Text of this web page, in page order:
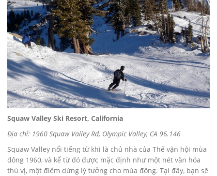
Squaw Valley Ski Resort, California
Địa chỉ: 1960 Squaw Valley Rd, Olympic Valley, CA 96.146
Squaw Valley nổi tiếng từ khi là chủ nhà của Thế vận hội mùa
đông 1960, và kể từ đó được mặc định như một nét văn hóa
thú vị, một điểm dừng lý tưởng cho mùa đông. Tại đây, bạn sẽ